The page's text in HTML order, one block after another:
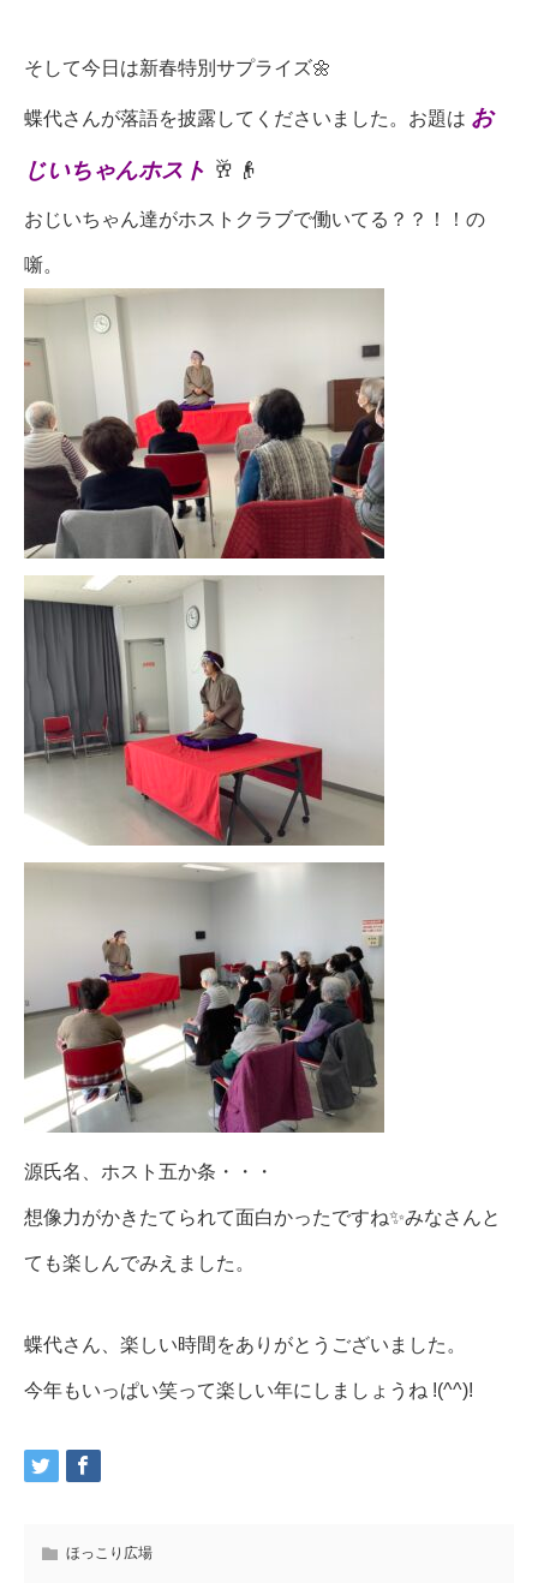
そして今日は新春特別サプライズ🌼
蝶代さんが落語を披露してくださいました。 お題は お
じいちゃんホスト 🥂👴
おじいちゃん達がホストクラブで働いてる？？！！の
噺。
源氏名、ホスト五か条・・・
想像力がかきたてられて面白かったですね✨みなさんと
ても楽しんでみえました。
蝶代さん、楽しい時間をありがとうございました。
今年もいっぱい笑って楽しい年にしましょうね !(^^)!
ほっこり広場